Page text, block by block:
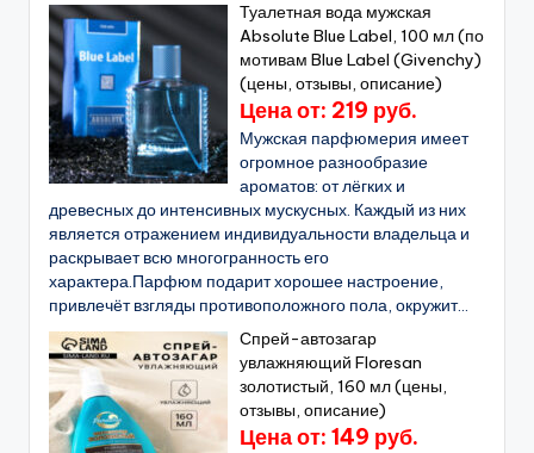
Туалетная вода мужская
Absolute Blue Label, 100 мл (по
мотивам Blue Label (Givenchy)
(цены, отзывы, описание)
Цена от: 219 руб.
Мужская парфюмерия имеет
огромное разнообразие
ароматов: от лёгких и
древесных до интенсивных мускусных. Каждый из них
является отражением индивидуальности владельца и
раскрывает всю многогранность его
характера.Парфюм подарит хорошее настроение,
привлечёт взгляды противоположного пола, окружит...
Спрей-автозагар
увлажняющий Floresan
золотистый, 160 мл (цены,
отзывы, описание)
Цена от: 149 руб.